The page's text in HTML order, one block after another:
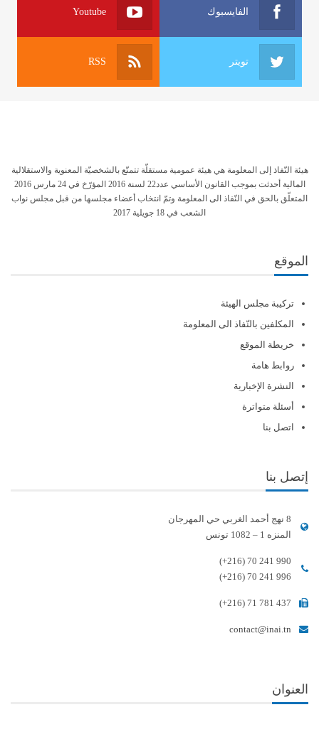
الفايسبوك Youtube
تويتر RSS
هيئة النّفاذ إلى المعلومة هي هيئة عمومية مستقلّة تتمتّع بالشخصيّة المعنوية والاستقلالية
المالية أحدثت بموجب القانون الأساسي عدد22 لسنة 2016 المؤرّخ في 24 مارس 2016
المتعلّق بالحق في النّفاذ الى المعلومة وتمّ انتخاب أعضاء مجلسها من قبل مجلس نواب
الشعب في 18 جويلية 2017
الموقع
تركيبة مجلس الهيئة
المكلفين بالنّفاذ الى المعلومة
خريطة الموقع
روابط هامة
النشرة الإخبارية
أسئلة متواترة
اتصل بنا
إتصل بنا
8 نهج أحمد الغربي حي المهرجان
المنزه 1 – 1082 تونس
(+216) 70 241 990
(+216) 70 241 996
(+216) 71 781 437
contact@inai.tn
العنوان